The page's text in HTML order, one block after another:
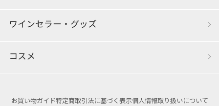
ワインセラー・グッズ
コスメ
お買い物ガイド特定商取引法に基づく表示個人情報取り扱いについて